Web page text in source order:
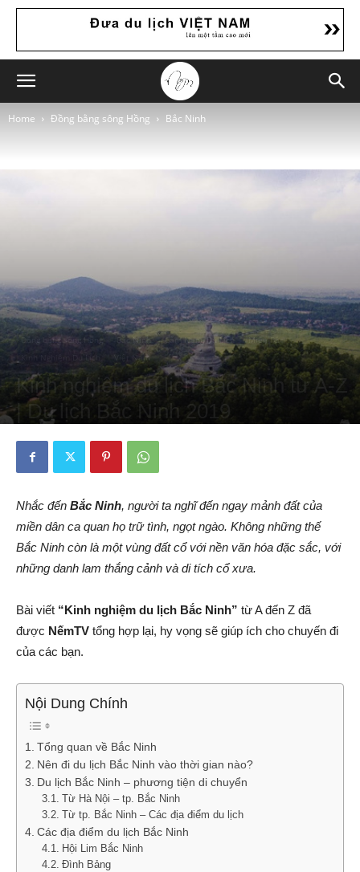
Home Đồng bằng sông Hồng Bắc Ninh
Đồng bằng sông Hồng Bắc Ninh Cẩm Nang Du Lịch
Miền Bắc
Kinh Nghiệm Du Lịch
Việt Nam
Kinh nghiệm du lịch Bắc Ninh từ A-Z
| Du lịch Bắc Ninh 2019
Nhắc đến Bắc Ninh, người ta nghĩ đến ngay mảnh đất của
miền dân ca quan họ trữ tình, ngọt ngào. Không những thế
Bắc Ninh còn là một vùng đất cổ với nền văn hóa đặc sắc, với
những danh lam thắng cảnh và di tích cổ xưa.
Bài viết “Kinh nghiệm du lịch Bắc Ninh” từ A đến Z đã
được NếmTV tổng hợp lại, hy vọng sẽ giúp ích cho chuyến đi
của các bạn.
Nội Dung Chính
Tổng quan về Bắc Ninh
Nên đi du lịch Bắc Ninh vào thời gian nào?
Du lịch Bắc Ninh – phương tiện di chuyển
Từ Hà Nội – tp. Bắc Ninh
Từ tp. Bắc Ninh – Các địa điểm du lịch
Các địa điểm du lịch Bắc Ninh
Hội Lim Bắc Ninh
Đình Bảng